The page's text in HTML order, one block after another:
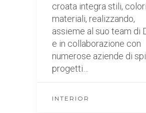
croata integra stili,
materiali, realizzando,
assieme al suo team di
e in collaborazione con
numerose aziende di
progetti…
INTERIOR